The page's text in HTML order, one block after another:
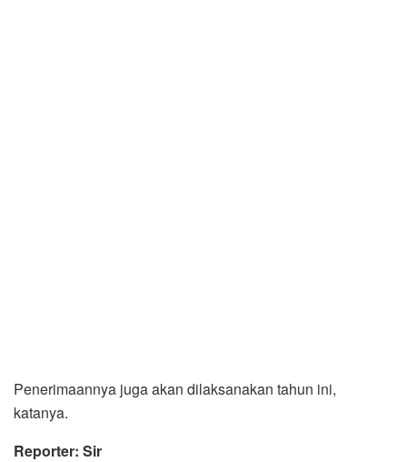
Penerimaannya juga akan dilaksanakan tahun ini,
katanya.
Reporter: Sir